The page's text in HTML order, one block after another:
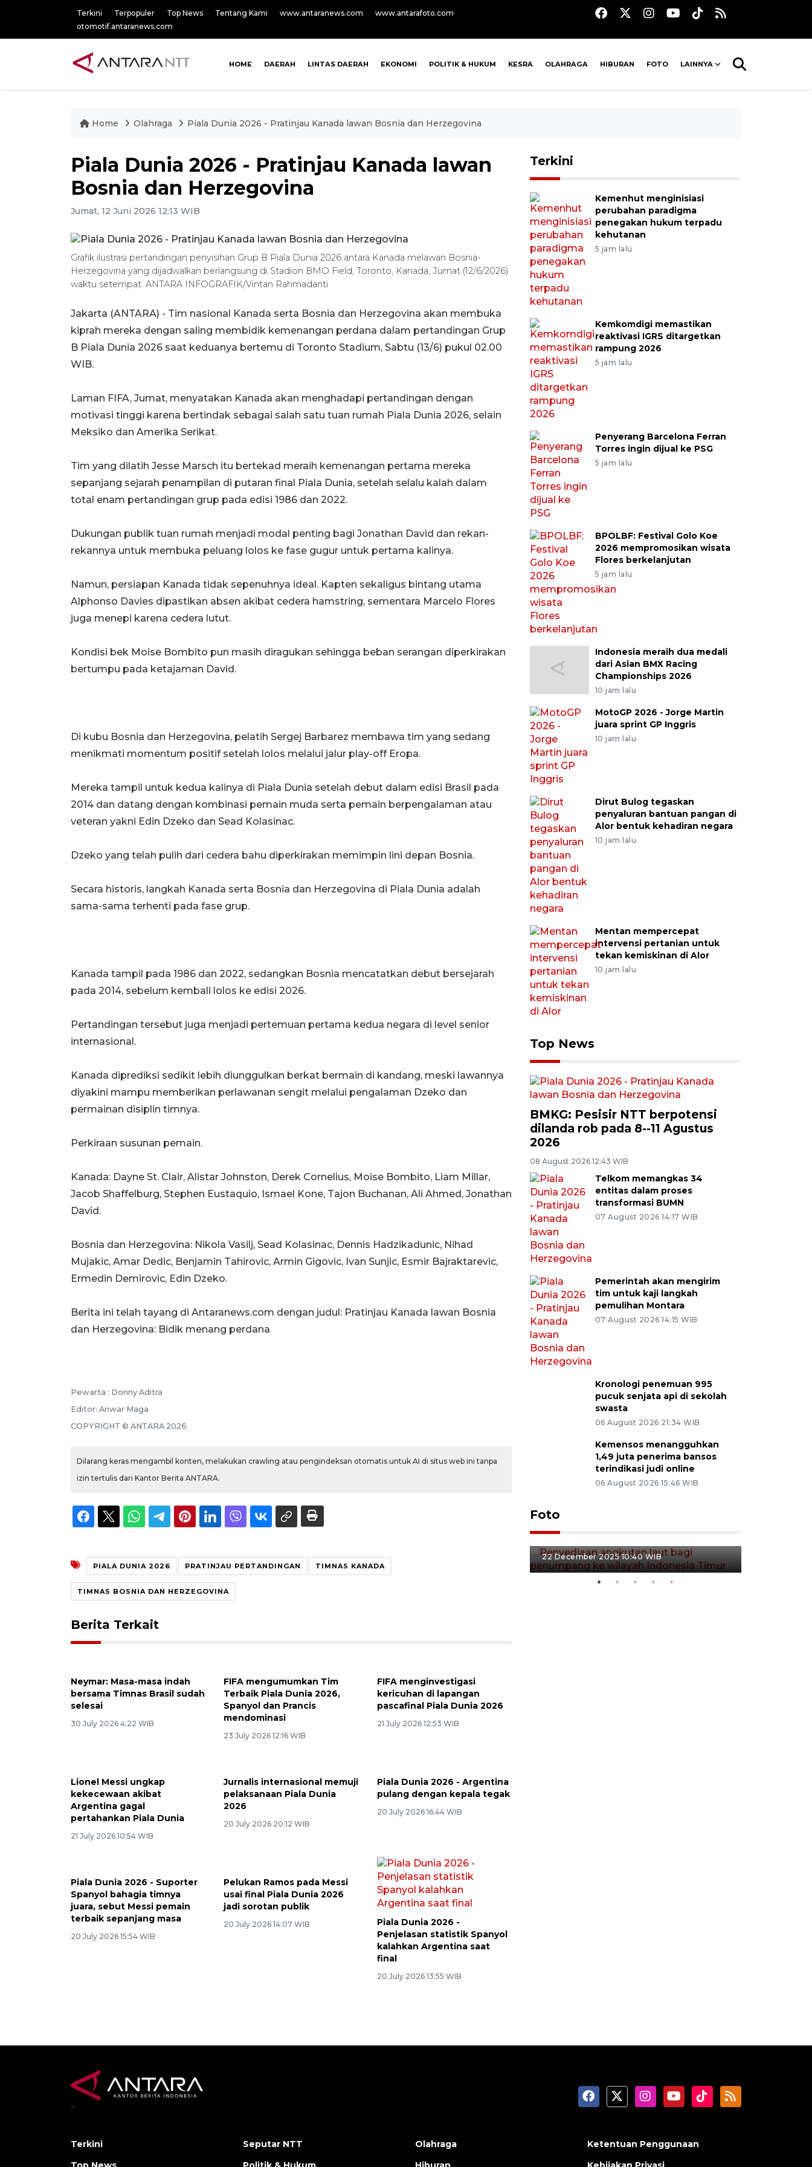
Terkini Terpopuler Top News Tentang Kami www.antaranews.com
www.antarafoto.com
otomotif.antaranews.com
HOME DAERAH LINTAS DAERAH EKONOMI POLITIK & HUKUM KESRA OLAHRAGA HIBURAN FOTO LAINNYA
Home Olahraga Piala Dunia 2026 - Pratinjau Kanada lawan Bosnia dan Herzegovina
Piala Dunia 2026 - Pratinjau Kanada lawan
Bosnia dan Herzegovina
Jumat, 12 Juni 2026 12:13 WIB
Grafik ilustrasi pertandingan penyisihan Grup B Piala Dunia 2026 antara Kanada melawan Bosnia-
Herzegovina yang dijadwalkan berlangsung di Stadion BMO Field, Toronto, Kanada, Jumat (12/6/2026)
waktu setempat. ANTARA INFOGRAFIK/Vintan Rahmadanti
Jakarta (ANTARA) - Tim nasional Kanada serta Bosnia dan Herzegovina akan membuka
kiprah mereka dengan saling membidik kemenangan perdana dalam pertandingan Grup
B Piala Dunia 2026 saat keduanya bertemu di Toronto Stadium, Sabtu (13/6) pukul 02.00
WIB.
Laman FIFA, Jumat, menyatakan Kanada akan menghadapi pertandingan dengan
motivasi tinggi karena bertindak sebagai salah satu tuan rumah Piala Dunia 2026, selain
Meksiko dan Amerika Serikat.
Tim yang dilatih Jesse Marsch itu bertekad meraih kemenangan pertama mereka
sepanjang sejarah penampilan di putaran final Piala Dunia, setelah selalu kalah dalam
total enam pertandingan grup pada edisi 1986 dan 2022.
Dukungan publik tuan rumah menjadi modal penting bagi Jonathan David dan rekan-
rekannya untuk membuka peluang lolos ke fase gugur untuk pertama kalinya.
Namun, persiapan Kanada tidak sepenuhnya ideal. Kapten sekaligus bintang utama
Alphonso Davies dipastikan absen akibat cedera hamstring, sementara Marcelo Flores
juga menepi karena cedera lutut.
Kondisi bek Moise Bombito pun masih diragukan sehingga beban serangan diperkirakan
bertumpu pada ketajaman David.
Di kubu Bosnia dan Herzegovina, pelatih Sergej Barbarez membawa tim yang sedang
menikmati momentum positif setelah lolos melalui jalur play-off Eropa.
Mereka tampil untuk kedua kalinya di Piala Dunia setelah debut dalam edisi Brasil pada
2014 dan datang dengan kombinasi pemain muda serta pemain berpengalaman atau
veteran yakni Edin Dzeko dan Sead Kolasinac.
Dzeko yang telah pulih dari cedera bahu diperkirakan memimpin lini depan Bosnia.
Secara historis, langkah Kanada serta Bosnia dan Herzegovina di Piala Dunia adalah
sama-sama terhenti pada fase grup.
Kanada tampil pada 1986 dan 2022, sedangkan Bosnia mencatatkan debut bersejarah
pada 2014, sebelum kembali lolos ke edisi 2026.
Pertandingan tersebut juga menjadi pertemuan pertama kedua negara di level senior
internasional.
Kanada diprediksi sedikit lebih diunggulkan berkat bermain di kandang, meski lawannya
diyakini mampu memberikan perlawanan sengit melalui pengalaman Dzeko dan
permainan disiplin timnya.
Perkiraan susunan pemain.
Kanada: Dayne St. Clair, Alistar Johnston, Derek Cornelius, Moise Bombito, Liam Millar,
Jacob Shaffelburg, Stephen Eustaquio, Ismael Kone, Tajon Buchanan, Ali Ahmed, Jonathan
David.
Bosnia dan Herzegovina: Nikola Vasilj, Sead Kolasinac, Dennis Hadzikadunic, Nihad
Mujakic, Amar Dedic, Benjamin Tahirovic, Armin Gigovic, Ivan Sunjic, Esmir Bajraktarevic,
Ermedin Demirovic, Edin Dzeko.
Berita ini telah tayang di Antaranews.com dengan judul: Pratinjau Kanada lawan Bosnia
dan Herzegovina: Bidik menang perdana
Pewarta : Donny Aditra
Editor: Anwar Maga
COPYRIGHT © ANTARA 2026
Dilarang keras mengambil konten, melakukan crawling atau pengindeksan otomatis untuk AI di situs web ini tanpa
izin tertulis dari Kantor Berita ANTARA.
PIALA DUNIA 2026 PRATINJAU PERTANDINGAN TIMNAS KANADA
TIMNAS BOSNIA DAN HERZEGOVINA
Berita Terkait
Neymar: Masa-masa indah
bersama Timnas Brasil sudah
selesai
30 July 2026 4:22 WIB
FIFA mengumumkan Tim
Terbaik Piala Dunia 2026,
Spanyol dan Prancis
mendominasi
23 July 2026 12:16 WIB
FIFA menginvestigasi
kericuhan di lapangan
pascafinal Piala Dunia 2026
21 July 2026 12:53 WIB
Lionel Messi ungkap
kekecewaan akibat
Argentina gagal
pertahankan Piala Dunia
21 July 2026 10:54 WIB
Jurnalis internasional memuji
pelaksanaan Piala Dunia
2026
20 July 2026 20:12 WIB
Piala Dunia 2026 - Argentina
pulang dengan kepala tegak
20 July 2026 16:44 WIB
Piala Dunia 2026 - Suporter
Spanyol bahagia timnya
juara, sebut Messi pemain
terbaik sepanjang masa
20 July 2026 15:54 WIB
Pelukan Ramos pada Messi
usai final Piala Dunia 2026
jadi sorotan publik
20 July 2026 14:07 WIB
Piala Dunia 2026 -
Penjelasan statistik Spanyol
kalahkan Argentina saat
final
20 July 2026 13:55 WIB
Terkini
Kemenhut menginisiasi
perubahan paradigma
penegakan hukum terpadu
kehutanan
5 jam lalu
Kemkomdigi memastikan
reaktivasi IGRS ditargetkan
rampung 2026
5 jam lalu
Penyerang Barcelona Ferran
Torres ingin dijual ke PSG
5 jam lalu
BPOLBF: Festival Golo Koe
2026 mempromosikan wisata
Flores berkelanjutan
5 jam lalu
Indonesia meraih dua medali
dari Asian BMX Racing
Championships 2026
10 jam lalu
MotoGP 2026 - Jorge Martin
juara sprint GP Inggris
10 jam lalu
Dirut Bulog tegaskan
penyaluran bantuan pangan di
Alor bentuk kehadiran negara
10 jam lalu
Mentan mempercepat
intervensi pertanian untuk
tekan kemiskinan di Alor
10 jam lalu
Top News
BMKG: Pesisir NTT berpotensi
dilanda rob pada 8--11 Agustus
2026
08 August 2026 12:43 WIB
Telkom memangkas 34
entitas dalam proses
transformasi BUMN
07 August 2026 14:17 WIB
Pemerintah akan mengirim
tim untuk kaji langkah
pemulihan Montara
07 August 2026 14:15 WIB
Kronologi penemuan 995
pucuk senjata api di sekolah
swasta
06 August 2026 21:34 WIB
Kemensos menangguhkan
1,49 juta penerima bansos
terindikasi judi online
06 August 2026 15:46 WIB
Foto
Penyediaan angkutan laut
bagi penumpang ke wilayah
22 December 2025 10:40 WIB
>
Terkini
Seputar NTT
Olahraga
Ketentuan Penggunaan